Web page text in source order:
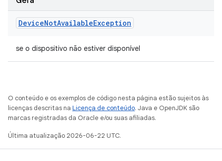
DeviceNotAvailableException
se o dispositivo não estiver disponível
O conteúdo e os exemplos de código nesta página estão sujeitos às
licenças descritas na Licença de conteúdo. Java e OpenJDK são
marcas registradas da Oracle e/ou suas afiliadas.
Última atualização 2026-06-22 UTC.